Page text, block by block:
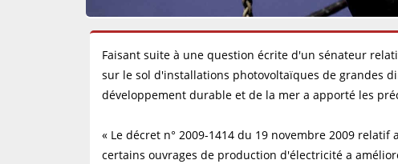
Faisant suite à une question écrite d'un sénateur
sur le sol d'installations photovoltaïques de grandes
développement durable et de la mer a apporté les
« Le décret n° 2009-1414 du 19 novembre 2009
certains ouvrages de production d'électricité a